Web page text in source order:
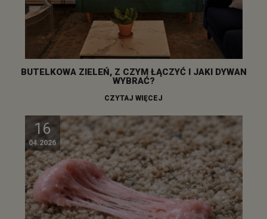
BUTELKOWA ZIELEŃ, Z CZYM ŁĄCZYĆ I JAKI DYWAN
WYBRAĆ?
CZYTAJ WIĘCEJ
16
04.2026